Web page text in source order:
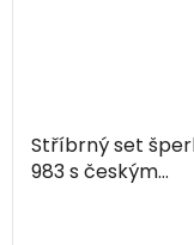
Stříbrný set
983 s českým